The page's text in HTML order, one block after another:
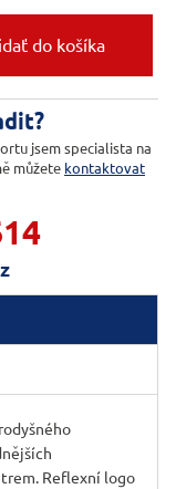
jsem specialista na
můžete kontaktovat
Reflexní logo